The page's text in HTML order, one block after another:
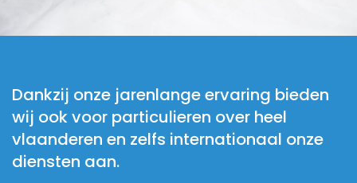
Dankzij onze jarenlange ervaring bieden
wij ook voor particulieren over heel
vlaanderen en zelfs internationaal onze
diensten aan.